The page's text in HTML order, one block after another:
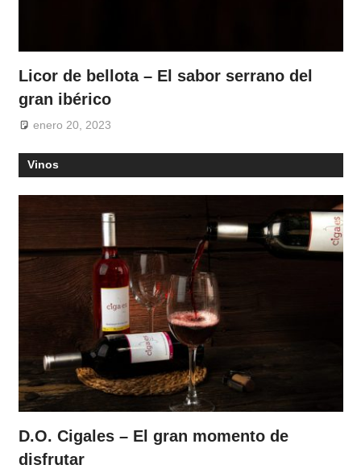
Licor de bellota – El sabor serrano del
gran ibérico
enero 20, 2023
Vinos
D.O. Cigales – El gran momento de
disfrutar